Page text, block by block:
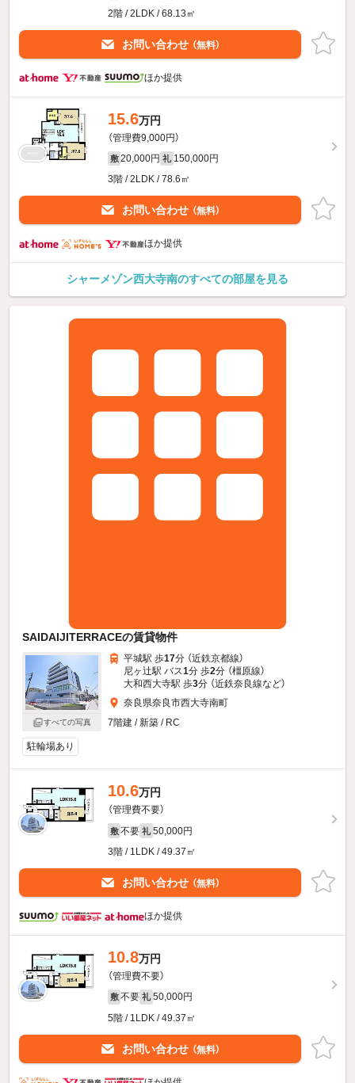
2階 / 2LDK / 68.13㎡
お問い合わせ （無料）
ほか提供
15.6万円
（管理費9,000円）
敷 20,000円 礼 150,000円
3階 / 2LDK / 78.6㎡
お問い合わせ （無料）
ほか提供
シャーメゾン西大寺南のすべての部屋を見る
SAIDAIJITERRACEの賃貸物件
すべての写真
平城駅 歩17分 （近鉄京都線）
尼ヶ辻駅 バス1分 歩2分 （橿原線）
大和西大寺駅 歩3分 （近鉄奈良線など）
奈良県奈良市西大寺南町
7階建 / 新築 / RC
駐輪場あり
10.6万円
（管理費不要）
敷 不要 礼 50,000円
3階 / 1LDK / 49.37㎡
お問い合わせ （無料）
ほか提供
10.8万円
（管理費不要）
敷 不要 礼 50,000円
5階 / 1LDK / 49.37㎡
お問い合わせ （無料）